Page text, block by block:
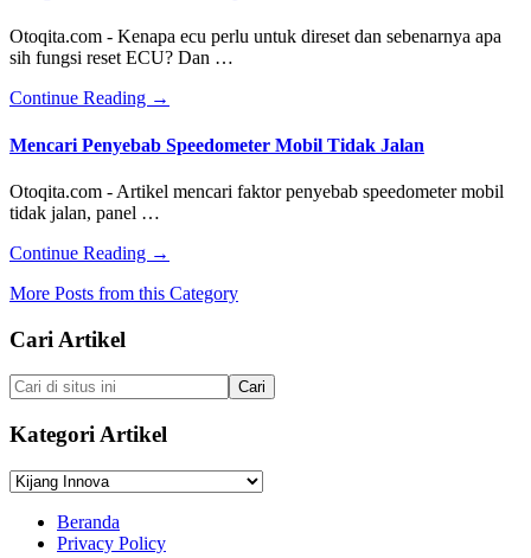
Saat
Diputar
Otoqita.com - Kenapa ecu perlu untuk direset dan sebenarnya apa
sih fungsi reset ECU? Dan …
Continue Reading about
Reset
Ecu
dan
Kenapa
ECU
di
Reset?
→
Mencari Penyebab Speedometer Mobil Tidak Jalan
Otoqita.com - Artikel mencari faktor penyebab speedometer mobil
tidak jalan, panel …
Continue Reading about
Penyebab
Jalan
→
More Posts from this Category
Footer
Cari Artikel
Cari
di
situs
ini
Kategori Artikel
Kategori
Beranda
Privacy Policy